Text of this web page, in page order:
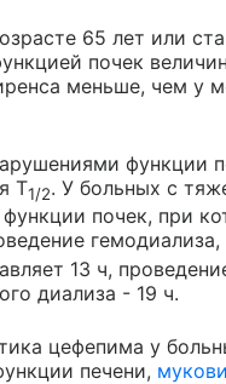
65 лет или
почек
меньше, чем у
функции
T1/2. У больных с
почек, при
гемодиализа,
13 ч,
диализа - 19 ч.
цефепима у
печени,